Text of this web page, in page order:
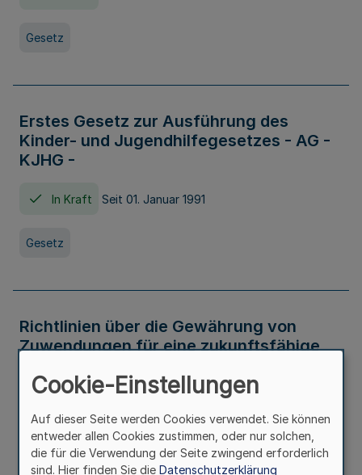
Gesetz
Erstes Gesetz zur Ausführung des
Kinder- und Jugendhilfegesetzes - AG -
KJHG -
In Kraft Seit 01. Januar 1991
Gesetz
Richtlinien über die Gewährung von
Zuwendungen für eine zukunftsfähige
Nordrhein-Westfalen
In Kraft
Verwaltungsvorschrift
Cookie-Einstellungen
Auf dieser Seite werden Cookies verwendet. Sie können
entweder allen Cookies zustimmen, oder nur solchen,
die für die Verwendung der Seite zwingend erforderlich
sind. Hier finden Sie die Datenschutzerklärung